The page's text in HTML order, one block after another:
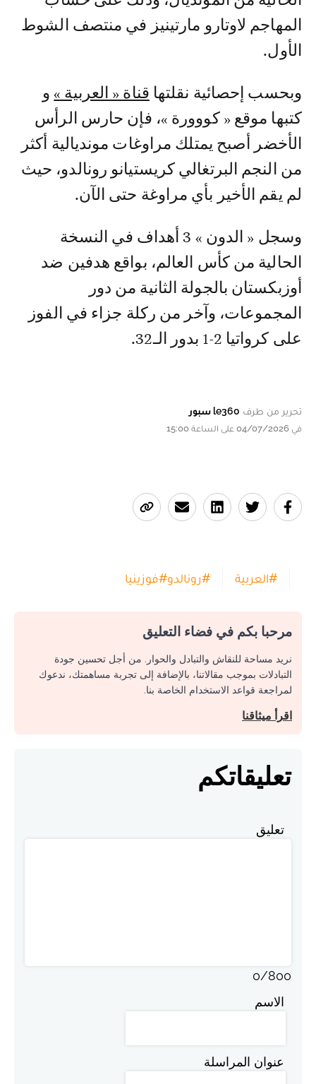
المهاجم لاوتارو مارتينيز في منتصف الشوط
الأول.
وبحسب إحصائية نقلتها قناة « العربية » و
كتبها موقع « كووورة »، فإن حارس الرأس
الأخضر أصبح يمتلك مراوغات مونديالية أكثر
من النجم البرتغالي كريستيانو رونالدو، حيث
لم يقم الأخير بأي مراوغة حتى الآن.
وسجل « الدون » 3 أهداف في النسخة
الحالية من كأس العالم، بواقع هدفين ضد
أوزبكستان بالجولة الثانية من دور
المجموعات، وآخر من ركلة جزاء في الفوز
على كرواتيا 2-1 بدور الـ32.
تحرير من طرف le360 سبور
في 04/07/2026 على الساعة 15:00
#العربية #رونالدو#فوزينيا
مرحبا بكم في فضاء التعليق
نريد مساحة للنقاش والتبادل والحوار. من أجل تحسين جودة
التبادلات بموجب مقالاتنا، بالإضافة إلى تجربة مساهمتك، ندعوك
لمراجعة قواعد الاستخدام الخاصة بنا.
اقرأ ميثاقنا
تعليقاتكم
تعليق
0/800
الاسم
عنوان المراسلة